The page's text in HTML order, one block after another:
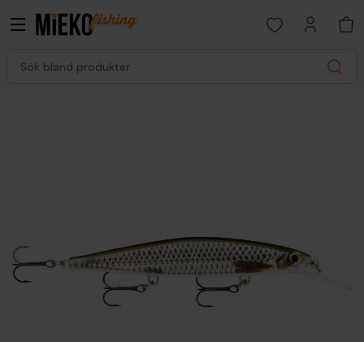
Search
Open favorites